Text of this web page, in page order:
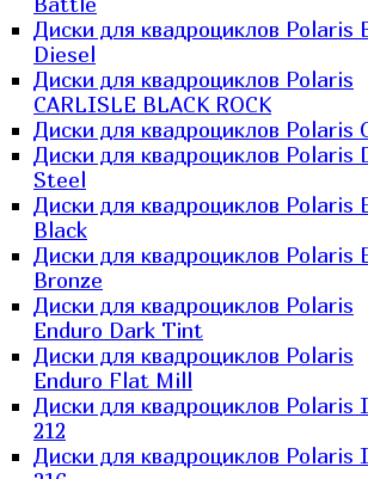
Диски для квадроциклов Polaris
Diesel
Диски для квадроциклов Polaris
CARLISLE BLACK ROCK
Диски для квадроциклов Polaris
Диски для квадроциклов Polaris
Steel
Диски для квадроциклов Polaris
Black
Диски для квадроциклов Polaris
Bronze
Диски для квадроциклов Polaris
Enduro Dark Tint
Диски для квадроциклов Polaris
Enduro Flat Mill
Диски для квадроциклов Polaris
212
Диски для квадроциклов Polaris